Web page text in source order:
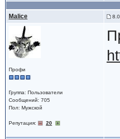
Malice
Профи
Группа: Пользователи
Сообщений: 705
Пол: Мужской
Репутация: 20